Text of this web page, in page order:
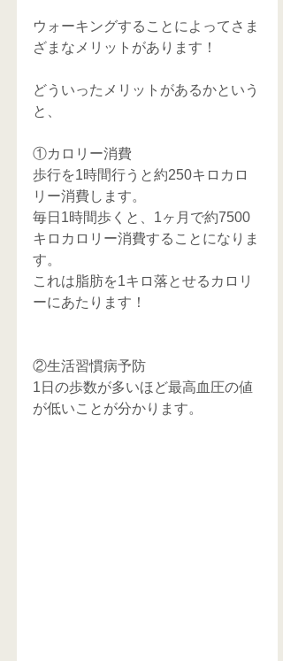
ウォーキングすることによってさま
ざまなメリットがあります！
どういったメリットがあるかという
と、
①カロリー消費
歩行を1時間行うと約250キロカロ
リー消費します。
毎日1時間歩くと、1ヶ月で約7500
キロカロリー消費することになりま
す。
これは脂肪を1キロ落とせるカロリ
ーにあたります！
②生活習慣病予防
1日の歩数が多いほど最高血圧の値
が低いことが分かります。